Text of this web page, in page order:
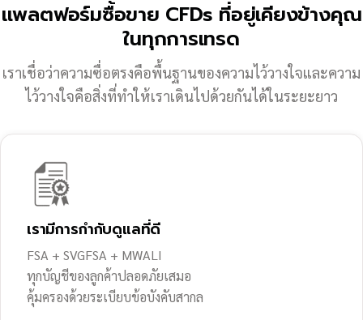
แพลตฟอร์มซื้อขาย CFDs ที่อยู่เคียงข้างคุณ
ในทุกการเทรด
เราเชื่อว่าความซื่อตรงคือพื้นฐานของความไว้วางใจและความ
ไว้วางใจคือสิ่งที่ทำให้เราเดินไปด้วยกันได้ในระยะยาว
เรามีการกำกับดูแลที่ดี
FSA + SVGFSA + MWALI
ทุกบัญชีของลูกค้าปลอดภัยเสมอ
คุ้มครองด้วยระเบียบข้อบังคับสากล